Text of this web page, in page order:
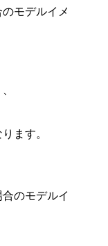
モデルイメ
ります。
のモデルイ